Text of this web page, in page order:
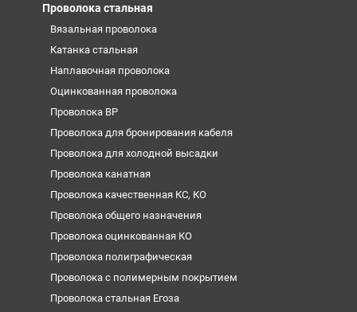
Проволока стальная
Вязальная проволока
Катанка стальная
Наплавочная проволока
Оцинкованная проволока
Проволока ВР
Проволока для бронирования кабеля
Проволока для холодной высадки
Проволока канатная
Проволока качественная КС, КО
Проволока общего назначения
Проволока оцинкованная КО
Проволока полиграфическая
Проволока с полимерным покрытием
Проволока стальная Егоза